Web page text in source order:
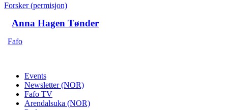
Forsker (permisjon)
Anna Hagen Tønder
Fafo
Events
Newsletter (NOR)
Fafo TV
Arendalsuka (NOR)